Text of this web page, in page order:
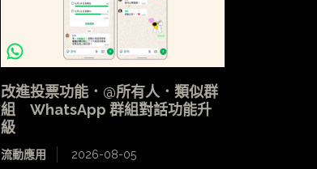
改進投票功能．@所有人．類似群
組 WhatsApp 群組對話功能升
級
流動應用 2026-08-05